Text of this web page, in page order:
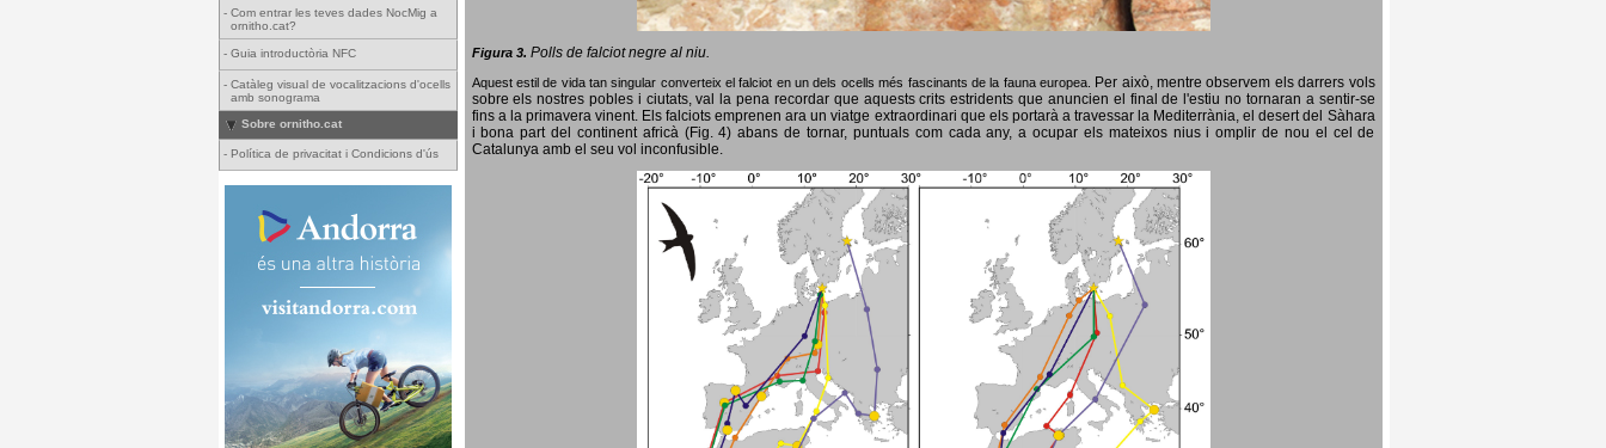
- Com entrar les teves dades NocMig a
ornitho.cat?
- Guia introductòria NFC
- Catàleg visual de vocalitzacions d'ocells
amb sonograma
Sobre ornitho.cat
- Política de privacitat i Condicions d'ús
Figura 3. Polls de falciot negre al niu.
Aquest estil de vida tan singular converteix el falciot en un dels ocells més fascinants de la fauna europea. Per això, mentre observem els darrers vols
sobre els nostres pobles i ciutats, val la pena recordar que aquests crits estridents que anuncien el final de l'estiu no tornaran a sentir-se
fins a la primavera vinent. Els falciots emprenen ara un viatge extraordinari que els portarà a travessar la Mediterrània, el desert del Sàhara
i bona part del continent africà (Fig. 4) abans de tornar, puntuals com cada any, a ocupar els mateixos nius i omplir de nou el cel de
Catalunya amb el seu vol inconfusible.